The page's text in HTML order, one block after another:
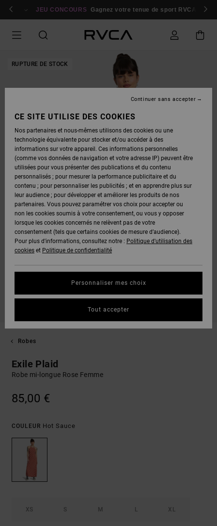
Se connecter / s'inscrire
JEU CONCOURS Gagnez votre tenue de sport RVCA
RUPTURE DE STOCK
Robes
Exile Plaid
Robe mi-longue Rose Femme
85,00 €
COULEUR Hot Sauce
XS S M L XL
CE SITE UTILISE DES COOKIES
Nos partenaires et nous-mêmes utilisons des cookies ou une
technologie équivalente pour stocker et/ou accéder à des
informations sur votre appareil. Ces informations personnelles
(comme vos données de navigation et votre adresse IP) peuvent être
utilisées pour vous présenter des publications et du contenu
personnalisés ; pour mesurer la performance publicitaire et du
contenu ; pour personnaliser les publicités ; et en apprendre plus sur
leur audience ; pour développer et améliorer les produits de nos
partenaires. Vous pouvez paramétrer vos choix pour accepter ou
non les cookies soumis à votre consentement, ou vous y opposer
lorsque les cookies concernés ne relèvent pas de votre
consentement (tels que certains cookies de mesure d’audience).
Pour plus d'informations, consultez notre : Politique d'utilisation des
cookies et Politique de confidentialité
Personnaliser mes choix
Continuer sans accepter
Tout accepter